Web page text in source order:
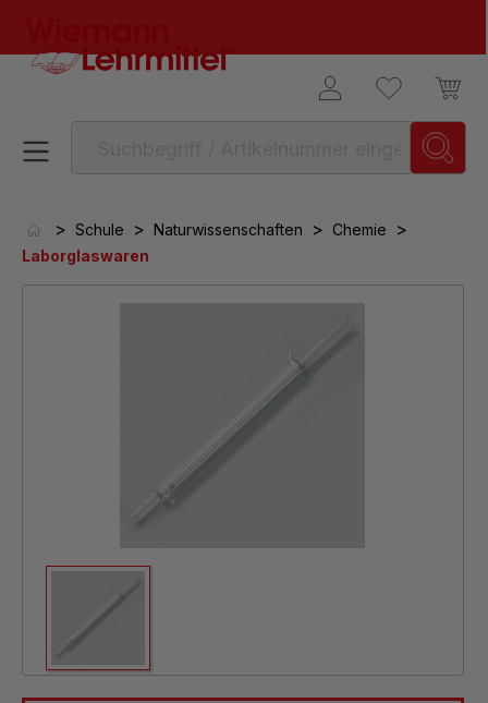
> Schule > Naturwissenschaften > Chemie >
Laborglaswaren